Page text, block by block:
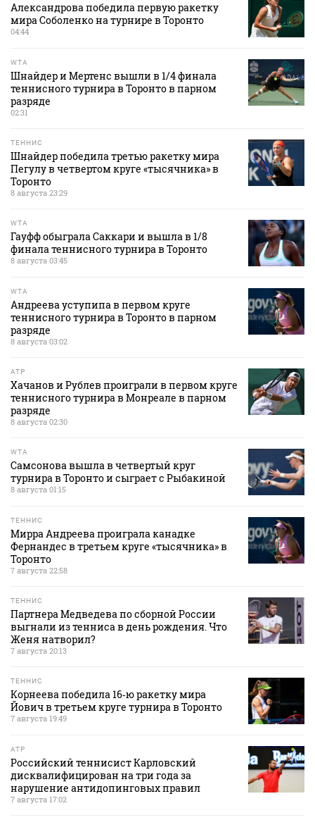
Александрова победила первую ракетку
мира Соболенко на турнире в Торонто
04:44
WTA
Шнайдер и Мертенс вышли в 1/4 финала
теннисного турнира в Торонто в парном
разряде
02:31
ТЕННИС
Шнайдер победила третью ракетку мира
Пегулу в четвертом круге «тысячника» в
Торонто
8 августа 23:29
WTA
Гауфф обыграла Саккари и вышла в 1/8
финала теннисного турнира в Торонто
8 августа 03:45
WTA
Андреева уступипа в первом круге
теннисного турнира в Торонто в парном
разряде
8 августа 03:02
ATP
Хачанов и Рублев проиграли в первом круге
теннисного турнира в Монреале в парном
разряде
8 августа 02:30
WTA
Самсонова вышла в четвертый круг
турнира в Торонто и сыграет с Рыбакиной
8 августа 01:15
ТЕННИС
Мирра Андреева проиграла канадке
Фернандес в третьем круге «тысячника» в
Торонто
7 августа 22:58
ТЕННИС
Партнера Медведева по сборной России
выгнали из тенниса в день рождения. Что
Женя натворил?
7 августа 20:13
ТЕННИС
Корнеева победила 16‑ю ракетку мира
Йович в третьем круге турнира в Торонто
7 августа 19:49
ATP
Российский теннисист Карловский
дисквалифицирован на три года за
нарушение антидопинговых правил
7 августа 17:02